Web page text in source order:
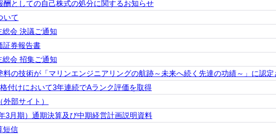
酬としての自己株式の処分に関するお知らせ
いて
会 決議ご通知
証券報告書
会 招集ご通知
料の技術が「マリンエンジニアリングの航跡～未来へ続く先達の功績～」に認定
付けにおいて3年連続でAランク評価を取得
部サイト）
3月期）通期決算及び中期経営計画説明資料
短信